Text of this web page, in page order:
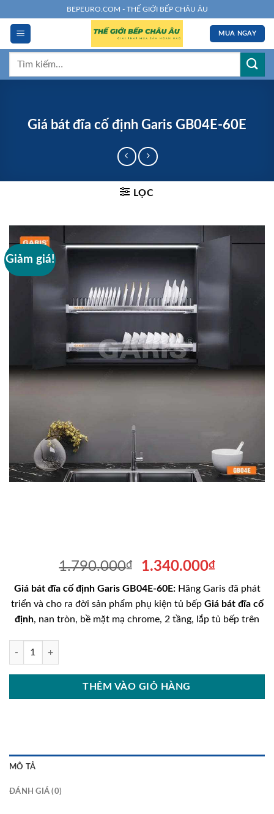
đến
dung
BEPEURO.COM - THẾ GIỚI BẾP CHÂU ÂU
MUA NGAY
Tìm
Giá bát đĩa cố định Garis GB04E-60E
LỌC
Giảm giá!
1.790.000₫
Giá
là:
1.790.000₫.
1.340.000₫Giá
tại
là:
Giá bát đĩa cố định Garis GB04E-60E:Hãng Garis đã phát
triển và cho ra đời sản phẩm phụ kiện tủ bếp Giá bát đĩa cố
định, nan tròn, bề mặt mạ chrome, 2 tầng, lắp tủ bếp trên
Giá bát đĩa cố định Garis GB04E-60E số lượng
THÊM VÀO GIỎ HÀNG
MÔ TẢ
ĐÁNH GIÁ (0)